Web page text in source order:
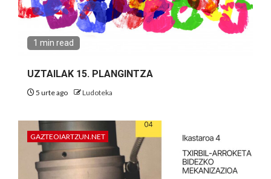
1 min read
UZTAILAK 15. PLANGINTZA
5 urte ago Ludoteka
GAZTEOIARTZUN.NET